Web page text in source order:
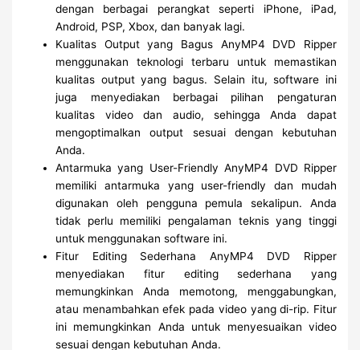
dengan berbagai perangkat seperti iPhone, iPad,
Android, PSP, Xbox, dan banyak lagi.
Kualitas Output yang Bagus AnyMP4 DVD Ripper
menggunakan teknologi terbaru untuk memastikan
kualitas output yang bagus. Selain itu, software ini
juga menyediakan berbagai pilihan pengaturan
kualitas video dan audio, sehingga Anda dapat
mengoptimalkan output sesuai dengan kebutuhan
Anda.
Antarmuka yang User-Friendly AnyMP4 DVD Ripper
memiliki antarmuka yang user-friendly dan mudah
digunakan oleh pengguna pemula sekalipun. Anda
tidak perlu memiliki pengalaman teknis yang tinggi
untuk menggunakan software ini.
Fitur Editing Sederhana AnyMP4 DVD Ripper
menyediakan fitur editing sederhana yang
memungkinkan Anda memotong, menggabungkan,
atau menambahkan efek pada video yang di-rip. Fitur
ini memungkinkan Anda untuk menyesuaikan video
sesuai dengan kebutuhan Anda.